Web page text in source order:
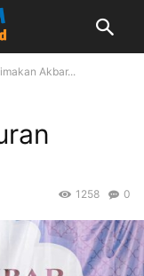
Akbar...
0
1258